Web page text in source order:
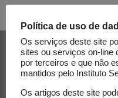
Receba
acompanhe
Política de uso de
Os serviços deste site
sites ou serviços on-line
por terceiros e que não
mantidos pelo Instituto
Os artigos deste site